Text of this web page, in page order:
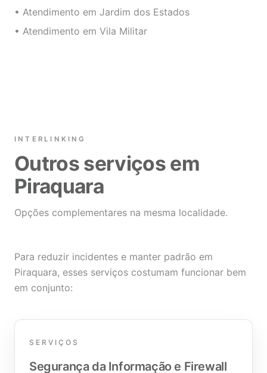
• Atendimento em Jardim dos Estados
• Atendimento em Vila Militar
INTERLINKING
Outros serviços em
Piraquara
Opções complementares na mesma localidade.
Para reduzir incidentes e manter padrão em
Piraquara, esses serviços costumam funcionar bem
em conjunto:
SERVIÇOS
Segurança da Informação e Firewall